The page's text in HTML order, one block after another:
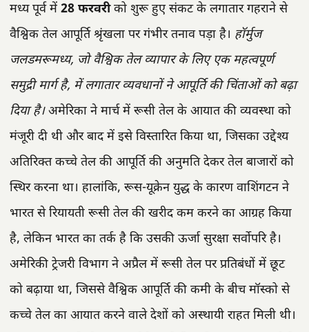
मध्य पूर्व में 28 फरवरीको शुरू हुए संकट के लगातार गहराने से
वैश्विक तेल आपूर्ति श्रृंखला पर गंभीर तनाव पड़ा है। हॉर्मुज
जलडमरूमध्य, जो वैश्विक तेल व्यापार के लिए एक महत्वपूर्ण
समुद्री मार्ग है, में लगातार व्यवधानों ने आपूर्ति की चिंताओं को बढ़ा
दिया है।अमेरिका ने मार्च में रूसी तेल के आयात की व्यवस्था को
मंजूरी दी थी और बाद में इसे विस्तारित किया था, जिसका उद्देश्य
अतिरिक्त कच्चे तेल की आपूर्ति की अनुमति देकर तेल बाजारों को
स्थिर करना था। हालांकि, रूस-यूक्रेन युद्ध के कारण वाशिंगटन ने
भारत से रियायती रूसी तेल की खरीद कम करने का आग्रह किया
है, लेकिन भारत का तर्क है कि उसकी ऊर्जा सुरक्षा सर्वोपरि है।
अमेरिकी ट्रेजरी विभाग ने अप्रैल में रूसी तेल पर प्रतिबंधों में छूट
को बढ़ाया था, जिससे वैश्विक आपूर्ति की कमी के बीच मॉस्को से
कच्चे तेल का आयात करने वाले देशों को अस्थायी राहत मिली थी।